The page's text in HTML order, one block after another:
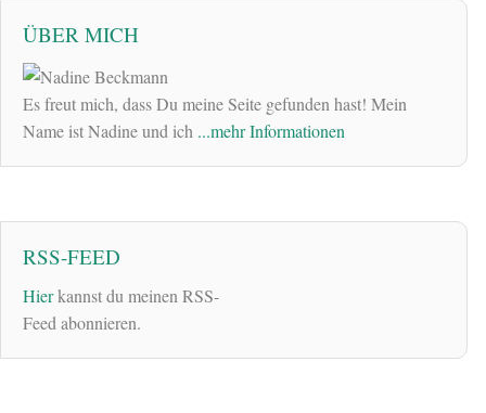
ÜBER MICH
Es freut mich, dass Du meine Seite gefunden hast! Mein
Name ist Nadine und ich ...mehr Informationen
RSS-FEED
Hierkannst du meinen RSS-
Feed abonnieren.